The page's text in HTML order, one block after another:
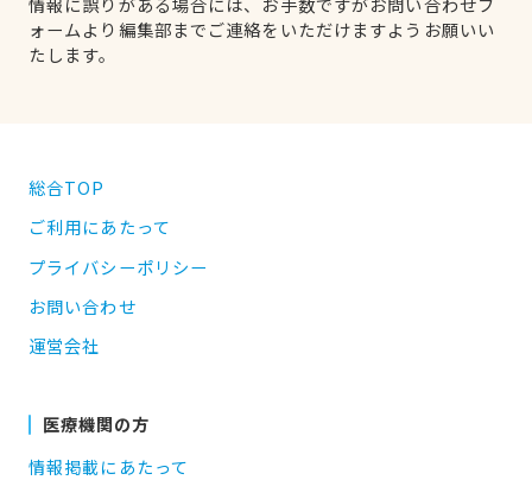
ォームより編集部までご連絡をいただけますようお願いい
たします。
総合TOP
ご利用にあたって
プライバシーポリシー
お問い合わせ
運営会社
医療機関の方
情報掲載にあたって